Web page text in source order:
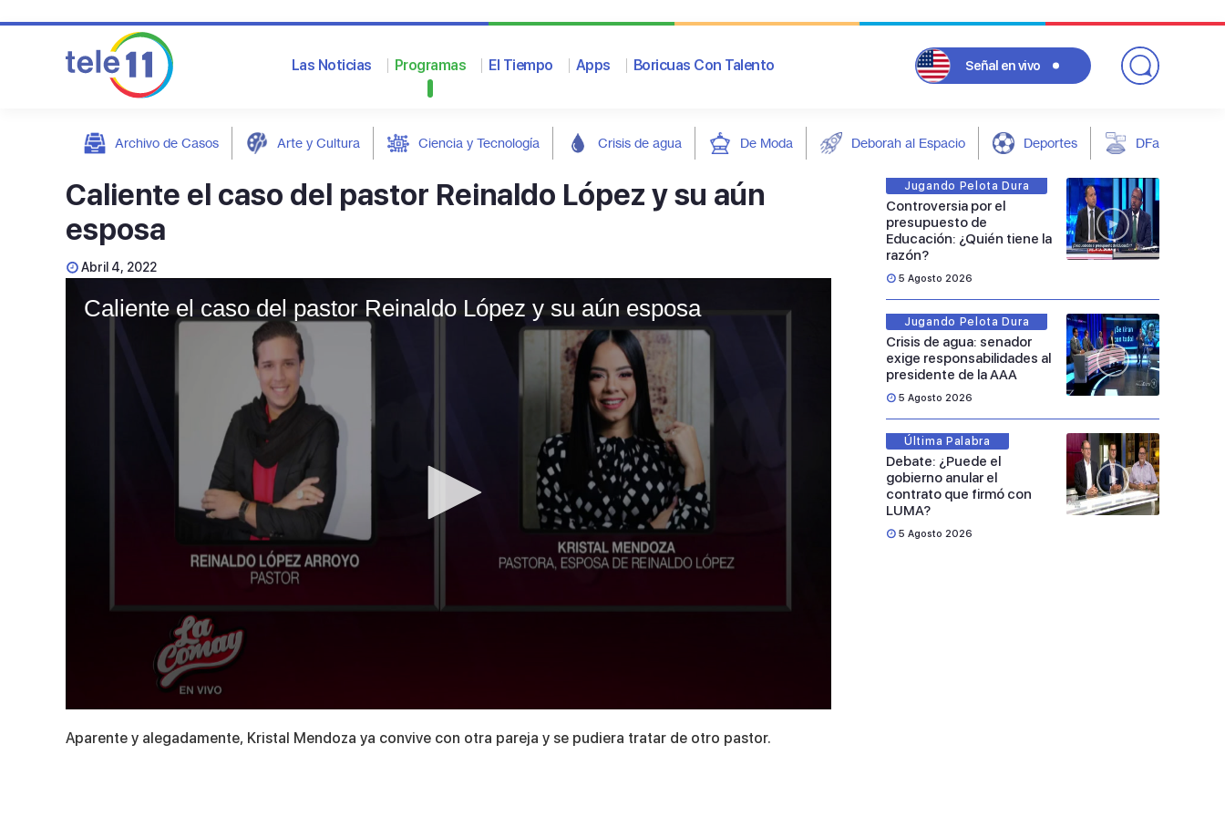
Las Noticias Programas El Tiempo Apps Boricuas Con Talento Señal en vivo
Archivo de Casos Arte y Cultura Ciencia y Tecnología Crisis de agua De Moda Deborah al Espacio Deportes DFarándula
Caliente el caso del pastor Reinaldo López y su aún
esposa
Abril 4, 2022
Caliente el caso del pastor Reinaldo López y su aún esposa
seconds
of
Aparente y alegadamente, Kristal Mendoza ya convive con otra pareja y se pudiera tratar de otro pastor.
Jugando Pelota Dura
Controversia por el
presupuesto de
Educación: ¿Quién tiene la
razón?
5 Agosto 2026
Jugando Pelota Dura
Crisis de agua: senador
exige responsabilidades al
presidente de la AAA
5 Agosto 2026
Última Palabra
Debate: ¿Puede el
gobierno anular el
contrato que firmó con
LUMA?
5 Agosto 2026